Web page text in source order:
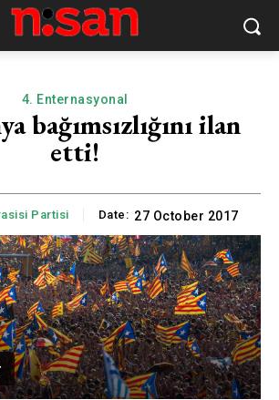
4. Enternasyonal
bağımsızlığını ilan
etti!
Partisi Date: 27 October 2017